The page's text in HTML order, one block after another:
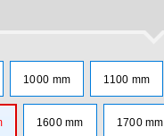
1000 mm 1100 mm
1600 mm 1700 mm